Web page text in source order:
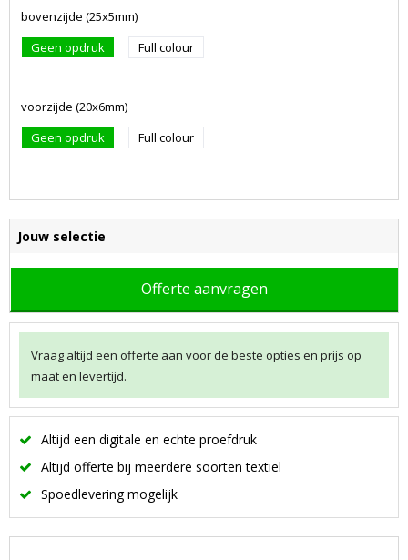
bovenzijde (25x5mm)
Geen opdruk
Full colour
voorzijde (20x6mm)
Geen opdruk
Full colour
Jouw selectie
Offerte aanvragen
Vraag altijd een offerte aan voor de beste opties en prijs op
maat en levertijd.
Altijd een digitale en echte proefdruk
Altijd offerte bij meerdere soorten textiel
Spoedlevering mogelijk